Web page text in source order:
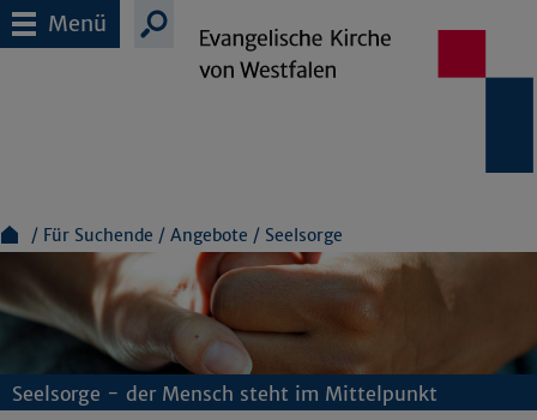
Menü
Für Suchende Angebote Seelsorge
Seelsorge - der Mensch steht im Mittelpunkt